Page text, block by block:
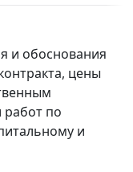
и обоснования
цены
по
и